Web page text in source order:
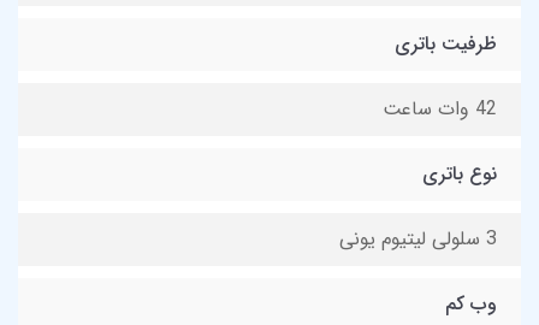
ظرفیت باتری
42 وات ساعت
نوع باتری
3 سلولی لیتیوم یونی
وب کم